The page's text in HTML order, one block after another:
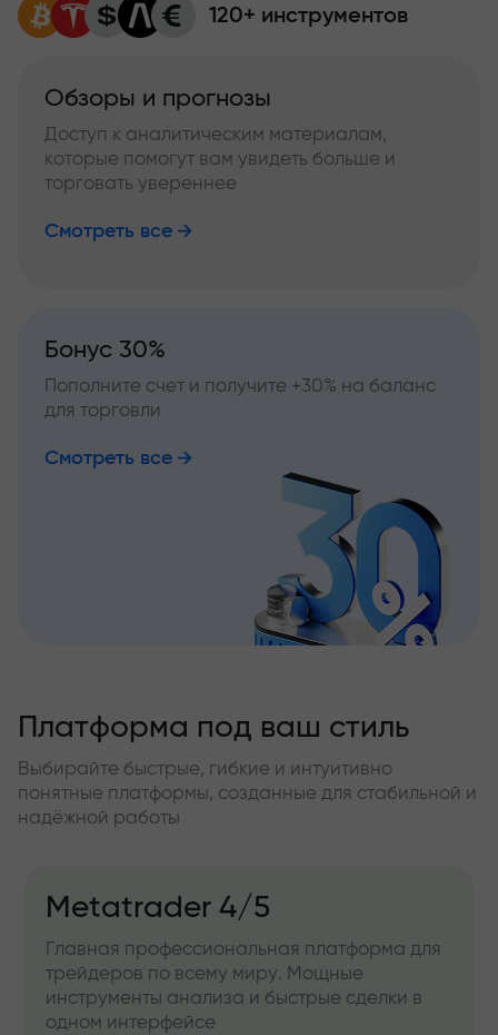
120+ инструментов
Обзоры и прогнозы
Доступ к аналитическим материалам,
которые помогут вам увидеть больше и
торговать увереннее
Смотреть все
Бонус 30%
Пополните счет и получите +30% на баланс
для торговли
Смотреть все
Платформа под ваш стиль
Выбирайте быстрые, гибкие и интуитивно
понятные платформы, созданные для стабильной и
надёжной работы
Metatrader 4/5
Главная профессиональная платформа для
трейдеров по всему миру. Мощные
инструменты анализа и быстрые сделки в
одном интерфейсе